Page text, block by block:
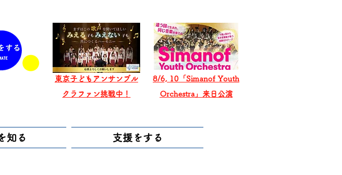
東京子どもアンサンブル
​クラファン挑戦中！
8/6, 10「Simanof Youth
Orchestra」来日公演
知る 支援をする